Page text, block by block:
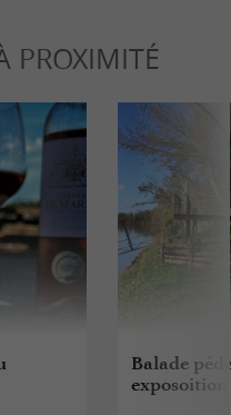
PROXIMITÉ
Balade
exposoition